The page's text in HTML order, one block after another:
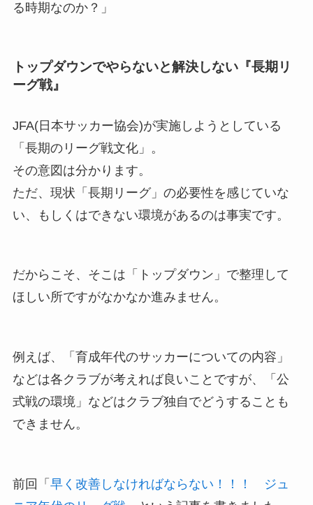
る時期なのか？」
トップダウンでやらないと解決しない『長期リ
ーグ戦』
JFA(日本サッカー協会)が実施しようとしている
「長期のリーグ戦文化」。
その意図は分かります。
ただ、現状「長期リーグ」の必要性を感じていな
い、もしくはできない環境があるのは事実です。
だからこそ、そこは「トップダウン」で整理して
ほしい所ですがなかなか進みません。
例えば、「育成年代のサッカーについての内容」
などは各クラブが考えれば良いことですが、「公
式戦の環境」などはクラブ独自でどうすることも
できません。
前回「 早く改善しなければならない！！！ ジュ